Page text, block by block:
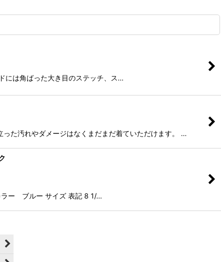
には角ばった大き目のステッチ、ス…
た汚れやダメージはなくまだまだ着ていただけます。 …
ラー ブルー サイズ 表記 8 1/…